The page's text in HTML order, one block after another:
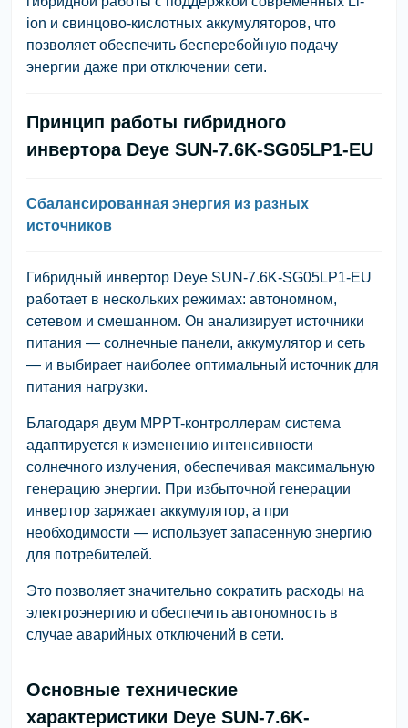
ion и свинцово-кислотных аккумуляторов, что
позволяет обеспечить бесперебойную подачу
энергии даже при отключении сети.
Принцип работы гибридного
инвертора Deye SUN-7.6K-SG05LP1-EU
Сбалансированная энергия из разных
источников
Гибридный инвертор Deye SUN-7.6K-SG05LP1-EU
работает в нескольких режимах: автономном,
сетевом и смешанном. Он анализирует источники
питания — солнечные панели, аккумулятор и сеть
— и выбирает наиболее оптимальный источник для
питания нагрузки.
Благодаря двум MPPT-контроллерам система
адаптируется к изменению интенсивности
солнечного излучения, обеспечивая максимальную
генерацию энергии. При избыточной генерации
инвертор заряжает аккумулятор, а при
необходимости — использует запасенную энергию
для потребителей.
Это позволяет значительно сократить расходы на
электроэнергию и обеспечить автономность в
случае аварийных отключений в сети.
Основные технические
характеристики Deye SUN-7.6K-